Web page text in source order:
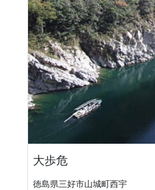
大歩危
徳島県三好市山城町西宇